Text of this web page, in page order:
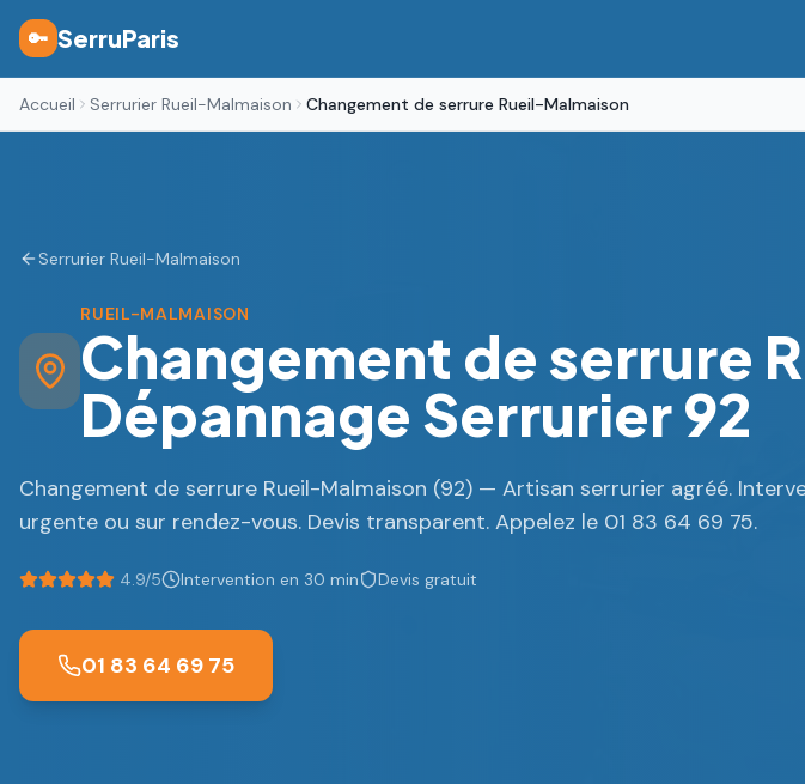
🔑 SerruParis
Accueil Serrurier Rueil-Malmaison Changement de serrure Rueil-Malmaison
Serrurier Rueil-Malmaison
RUEIL-MALMAISON
Changement de serrure
Dépannage Serrurier 92
Changement de serrure Rueil-Malmaison (92) — Artisan serrurier agréé.
urgente ou sur rendez-vous. Devis transparent. Appelez le 01 83 64 69 75.
4.9/5 Intervention en 30 min Devis gratuit
01 83 64 69 75